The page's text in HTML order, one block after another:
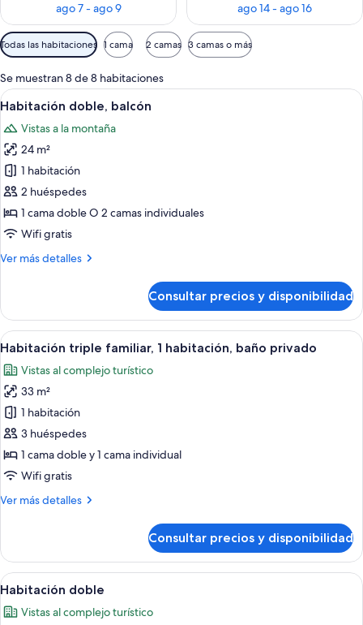
ago 7 - ago 9
ago 14 - ago 16
Filtros
disponibles
para
las
habitaciones
Todas las habitaciones 1 cama 2 camas 3 camas o más
Se muestran 8 de 8 habitaciones
Abrir
todas
las
fotos
de
Habitación
doble,
balcón
Una habitación de hotel con una
4
Habitación doble, balcón
Vistas a la montaña
24 m²
1 habitación
2 huéspedes
1 cama doble O 2 camas individuales
Wifi gratis
Ver más detalles
Más
doble,
balcón
Consultar precios y disponibilidad
Abrir
todas
las
fotos
de
Habitación
triple
familiar,
habitación,
Habitación de hotel con dos camas,
4
Habitación triple familiar, 1 habitación, baño privado
Vistas al complejo turístico
33 m²
1 habitación
3 huéspedes
1 cama doble y 1 cama individual
Wifi gratis
Ver más detalles
Más
triple
familiar,
1
baño
Consultar precios y disponibilidad
Abrir
todas
las
Habitación de hotel con cabecera
6
Habitación doble
Vistas al complejo turístico